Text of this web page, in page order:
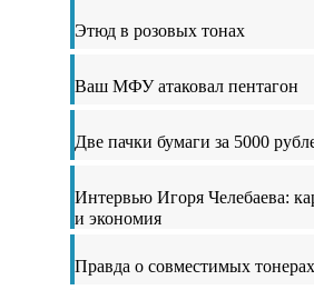
Этюд в розовых тонах
Ваш МФУ атаковал пентагон
Две пачки бумаги за 5000
Интервью Игоря Челебаева:
и экономия
Правда о совместимых тонерах